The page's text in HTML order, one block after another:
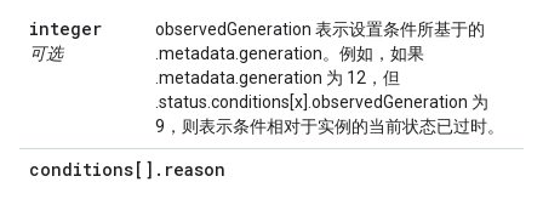
integer
可选
observedGeneration 表示设置条件所基于的
.metadata.generation。例如，如果
.metadata.generation 为 12，但
.status.conditions[x].observedGeneration 为
9，则表示条件相对于实例的当前状态已过时。
conditions[] . reason